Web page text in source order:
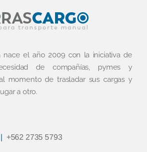
nace el año 2009 con la iniciativa de
de compañías, pymes y
momento de trasladar sus cargas y
a otro.
| +562 2735 5793